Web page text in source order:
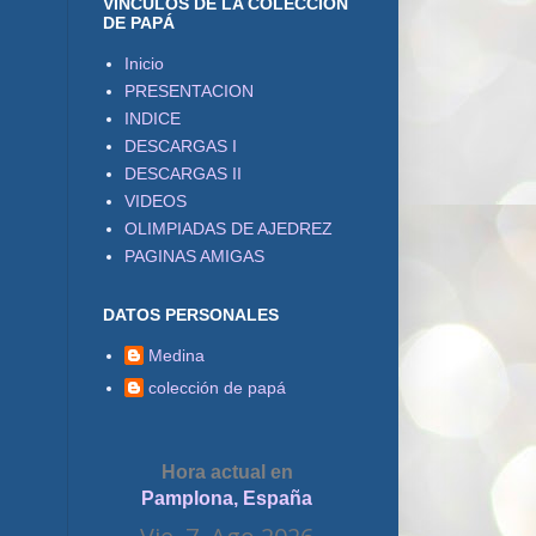
DE PAPÁ
Inicio
PRESENTACION
INDICE
DESCARGAS I
DESCARGAS II
VIDEOS
OLIMPIADAS DE AJEDREZ
PAGINAS AMIGAS
DATOS PERSONALES
Medina
colección de papá
Hora actual en
Pamplona, España